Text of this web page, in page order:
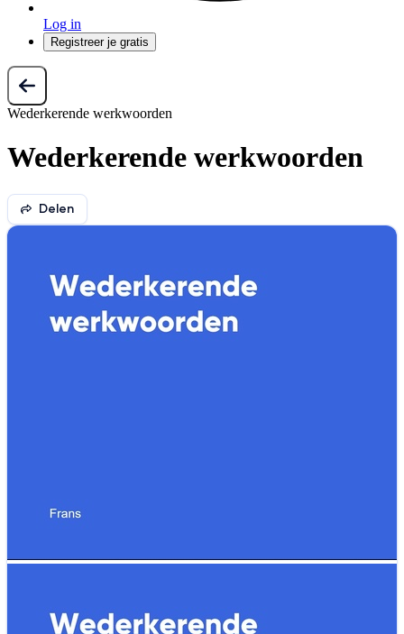
Log in
Registreer je gratis
Wederkerende werkwoorden
Wederkerende werkwoorden
Delen